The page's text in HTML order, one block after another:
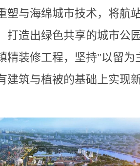
塑与海绵城市技术，将航
打造出绿色共享的城市公
精装修工程，坚持"以留为
建筑与植被的基础上实现